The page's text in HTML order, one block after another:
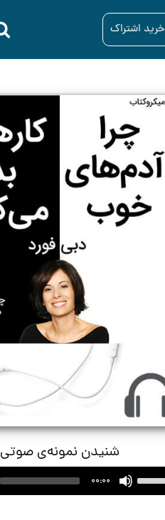
خرید اشتراک
شنیدن نمونه‌ی صوتی
Audio
Player
00:00
Use
Up/Down